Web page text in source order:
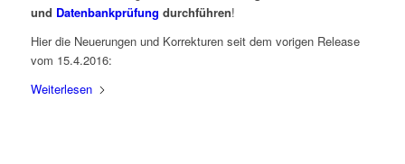
und Datenbankprüfung durchführen!
Hier die Neuerungen und Korrekturen seit dem vorigen Release
vom 15.4.2016:
Weiterlesen